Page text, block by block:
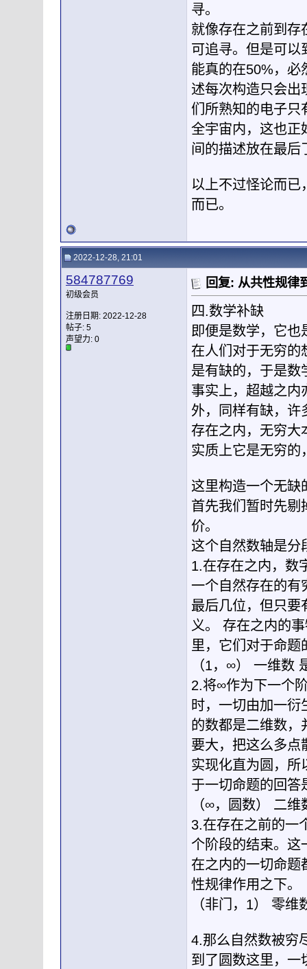
寻。
就像存在之前到存
可追寻。但是可以
能真的在50%，必
述每次构造只会出
们所熟知的电子只
全宇宙内，这也正
间的描述放在最后
以上不过怪论而已
而已。
2022-12-28, 21:01
584787769
初级会员
注册日期: 2022-12-28
帖子: 5
声望力: 0
回复: 从共性规律
四.数学补缺
即便是数学，它也
在人们对于无穷的
是有缺的，于是数
事实上，超越之内
外，同样有缺，许
存在之内，无穷大
实质上它是无穷的
这里构造一个无缺
首先我们暂时先剔
价。
这个自然数轴是分
1.在存在之内，数
一个自然存在的有
最后几位，但只要
义。 存在之内的
里，它们对于命题
（1，∞） 一维数
2.将∞作为下一个
时，一切由加一
的数都是二维数，
要大，把这么多点
实现化直为圆，所
于一切命题的回答
（∞，圆数） 二维
3.在存在之前的一
个阶段的结束。这
在之内的一切命题
性规律作用之下。
（非门，1） 零维
4.那么自然数被穷
到了圆数这里，一